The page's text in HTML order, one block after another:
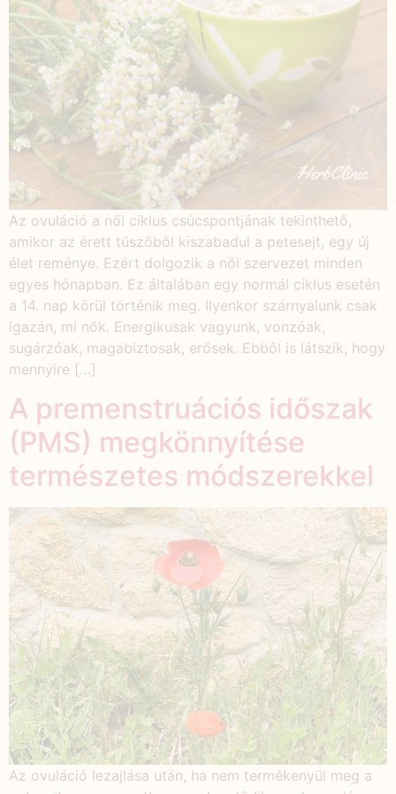
Az ovuláció a női ciklus csúcspontjának tekinthető,
amikor az érett tüszőből kiszabadul a petesejt, egy új
élet reménye. Ezért dolgozik a női szervezet minden
egyes hónapban. Ez általában egy normál ciklus esetén
a 14. nap körül történik meg. Ilyenkor szárnyalunk csak
igazán, mi nők. Energikusak vagyunk, vonzóak,
sugárzóak, magabiztosak, erősek. Ebből is látszik, hogy
mennyire […]
A premenstruációs időszak
(PMS) megkönnyítése
természetes módszerekkel
Az ovuláció lezajlása után, ha nem termékenyül meg a